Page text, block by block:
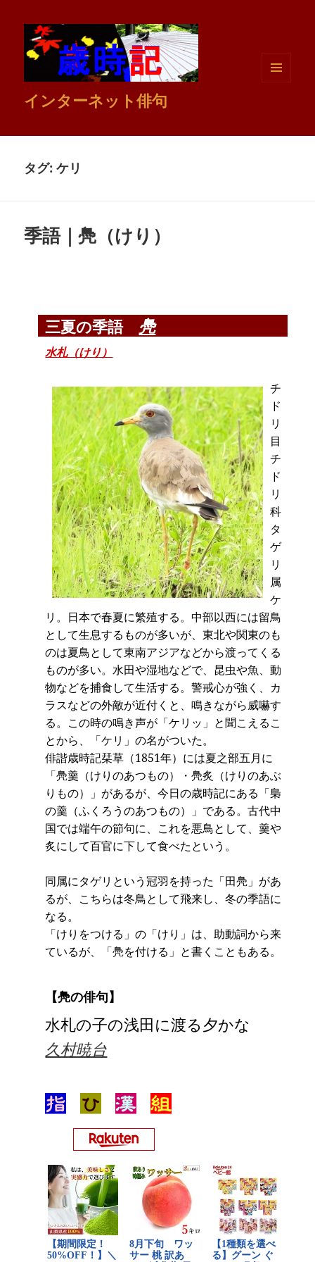
インターネット俳句
タグ:ケリ
季語｜鳧（けり）
三夏の季語 鳧
水札（けり）
チ
ド
リ
目
チ
ド
リ
科
タ
ゲ
リ
属
ケ
リ。日本で春夏に繁殖する。中部以西には留鳥
として生息するものが多いが、東北や関東のも
のは夏鳥として東南アジアなどから渡ってくる
ものが多い。水田や湿地などで、昆虫や魚、動
物などを捕食して生活する。警戒心が強く、カ
ラスなどの外敵が近付くと、鳴きながら威嚇す
る。この時の鳴き声が「ケリッ」と聞こえるこ
とから、「ケリ」の名がついた。
俳諧歳時記栞草（1851年）には夏之部五月に
「鳧羹（けりのあつもの）・鳧炙（けりのあぶ
りもの）」があるが、今日の歳時記にある「梟
の羹（ふくろうのあつもの）」である。古代中
国では端午の節句に、これを悪鳥として、羹や
炙にして百官に下して食べたという。
同属にタゲリという冠羽を持った「田鳧」があ
るが、こちらは冬鳥として飛来し、冬の季語に
なる。
「けりをつける」の「けり」は、助動詞から来
ているが、「鳧を付ける」と書くこともある。
【鳧の俳句】
水札の子の浅田に渡る夕かな
久村暁台